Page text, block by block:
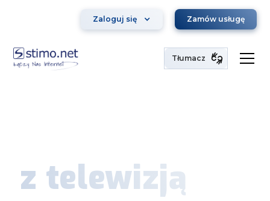
Zaloguj się Zamów usługę
Tłumacz
z telewizją